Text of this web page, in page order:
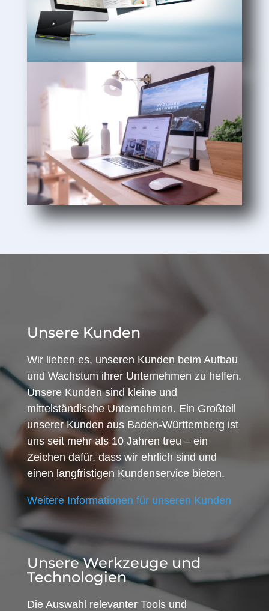
Unsere Kunden
Wir lieben es, unseren Kunden beim Aufbau
und Wachstum ihrer Unternehmen zu helfen.
Unsere Kunden sind kleine und
mittelständische Unternehmen. Ein Großteil
unserer Kunden aus Baden-Württemberg ist
uns seit mehr als 10 Jahren treu – ein
Zeichen dafür, dass wir ehrlich sind und
einen langfristigen Kundenservice bieten.
Weitere Informationen für unseren Kunden
Unsere Werkzeuge und
Technologien
Die Auswahl relevanter Tools und